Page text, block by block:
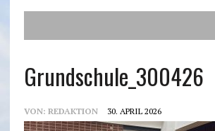
Grundschule_300426
VON: REDAKTION 30. APRIL 2026